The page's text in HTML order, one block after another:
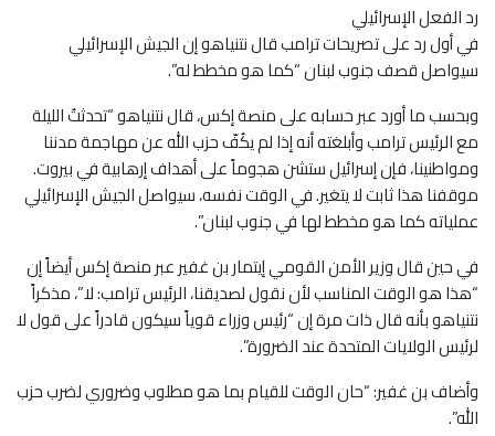
رد الفعل الإسرائيلي
في أول رد على تصريحات ترامب قال نتنياهو إن الجيش الإسرائيلي
سيواصل قصف جنوب لبنان “كما هو مخطط له”.
وبحسب ما أورد عبر حسابه على منصة إكس، قال نتنياهو “تحدثتُ الليلة
مع الرئيس ترامب وأبلغته أنه إذا لم يكُفّ حزب الله عن مهاجمة مدننا
ومواطنينا، فإن إسرائيل ستشن هجوماً على أهداف إرهابية في بيروت.
موقفنا هذا ثابت لا يتغير. في الوقت نفسه، سيواصل الجيش الإسرائيلي
عملياته كما هو مخطط لها في جنوب لبنان”.
في حين قال وزير الأمن القومي إيتمار بن غفير عبر منصة إكس أيضاً إن
“هذا هو الوقت المناسب لأن نقول لصديقنا، الرئيس ترامب: لا”، مذكراً
نتنياهو بأنه قال ذات مرة إن “رئيس وزراء قوياً سيكون قادراً على قول لا
لرئيس الولايات المتحدة عند الضرورة”.
وأضاف بن غفير: “حان الوقت للقيام بما هو مطلوب وضروري لضرب حزب
الله”.